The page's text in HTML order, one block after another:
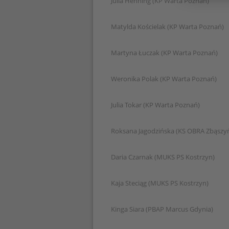
Matylda Kościelak (KP Warta Poznań)
Martyna Łuczak (KP Warta Poznań)
Weronika Polak (KP Warta
Julia Tokar (KP Warta Poznań)
Roksana Jagodzińska (KS OBRA
Daria Czarnak (MUKS PS Kostrzyn)
Kaja Steciąg (MUKS PS Kostrzyn)
Kinga Siara (PBAP Marcus Gdynia)